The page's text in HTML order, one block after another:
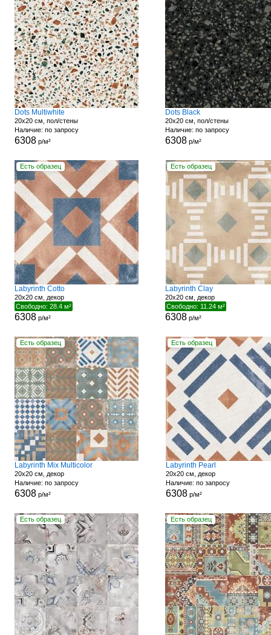
Dots Multiwhite
20x20 см, пол/стены
Наличие: по запросу
6308р/м²
Dots Black
20x20 см, пол/стены
Наличие: по запросу
6308р/м²
Есть образец
Labyrinth Cotto
20x20 см, декор
Свободно: 28.4 м²
6308р/м²
Есть образец
Labyrinth Clay
20x20 см, декор
Свободно: 11.24 м²
6308р/м²
Есть образец
Labyrinth Mix Multicolor
20x20 см, декор
Наличие: по запросу
6308р/м²
Есть образец
Labyrinth Pearl
20x20 см, декор
Наличие: по запросу
6308р/м²
Есть образец Есть образец